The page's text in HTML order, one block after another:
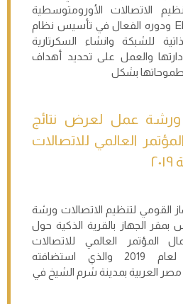
الاتصالات الأورومتوسطية
الــEMERG ودوره الفعال في تأسيس نظام
للشبكة وانشاء السكرتارية
والعمل على تحديد أهداف
بشكل
ورشة عمل لعرض نتائج
العالمي للاتصالات
القومي لتنظيم الاتصالات ورشة
الجهاز بالقرية الذكية حول
المؤتمر العالمي للاتصالات
الراديوية لعام 2019 والذي استضافته
العربية بمدينة شرم الشيخ في